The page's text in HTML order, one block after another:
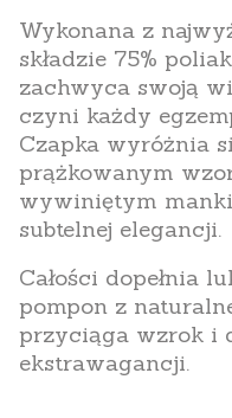
Wykonana z
składzie 75%
zachwyca swoją
czyni każdy
Czapka wyróżnia
prążkowanym
wywiniętym
subtelnej elegancji.
Całości dopełnia
pompon z
przyciąga wzrok i
ekstrawagancji.